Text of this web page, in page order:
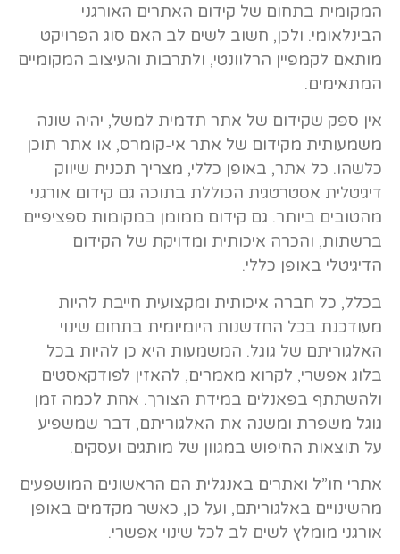
המקומית בתחום של קידום האתרים האורגני
הבינלאומי. ולכן, חשוב לשים לב האם סוג הפרויקט
מותאם לקמפיין הרלוונטי, ולתרבות והעיצוב המקומיים
המתאימים.
אין ספק שקידום של אתר תדמית למשל, יהיה שונה
משמעותית מקידום של אתר אי-קומרס, או אתר תוכן
כלשהו. כל אתר, באופן כללי, מצריך תכנית שיווק
דיגיטלית אסטרטגית הכוללת בתוכה גם קידום אורגני
מהטובים ביותר. גם קידום ממומן במקומות ספציפיים
ברשתות, והכרה איכותית ומדויקת של הקידום
הדיגיטלי באופן כללי.
בכלל, כל חברה איכותית ומקצועית חייבת להיות
מעודכנת בכל החדשנות היומיומית בתחום שינוי
האלגוריתם של גוגל. המשמעות היא כן להיות בכל
בלוג אפשרי, לקרוא מאמרים, להאזין לפודקאסטים
ולהשתתף בפאנלים במידת הצורך. אחת לכמה זמן
גוגל משפרת ומשנה את האלגוריתם, דבר שמשפיע
על תוצאות החיפוש במגוון של מותגים ועסקים.
אתרי חו”ל ואתרים באנגלית הם הראשונים המושפעים
מהשינויים באלגוריתם, ועל כן, כאשר מקדמים באופן
אורגני מומלץ לשים לב לכל שינוי אפשרי.